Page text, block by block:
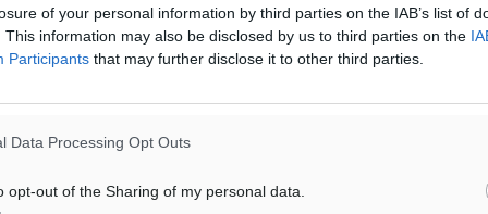
of your personal information by third parties on the IAB’s list of
This information may also be disclosed by us to third parties on the
Participants that may further disclose it to other third parties.
Data Processing Opt Outs
opt-out of the Sharing of my personal data.
αναζήτησης
μας στο Google News ★ ↗
Τουρισμός: Πόσο κοστίζει
inclusive στη Μεσόγειο - H
οικογενειακών πακέτων